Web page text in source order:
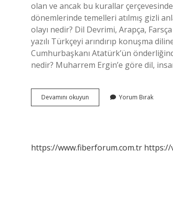
olan ve ancak bu kurallar
dönemlerinde temelleri atılmış gizli
olayı nedir? Dil Devrimi, Arapça,
yazılı Türkçeyi arındırıp konuşma
Cumhurbaşkanı Atatürk’ün
nedir? Muharrem Ergin’e göre dil,
Devamını okuyun
Nedir
Yorum Bırak
https://www.fiberforum.com.tr https://